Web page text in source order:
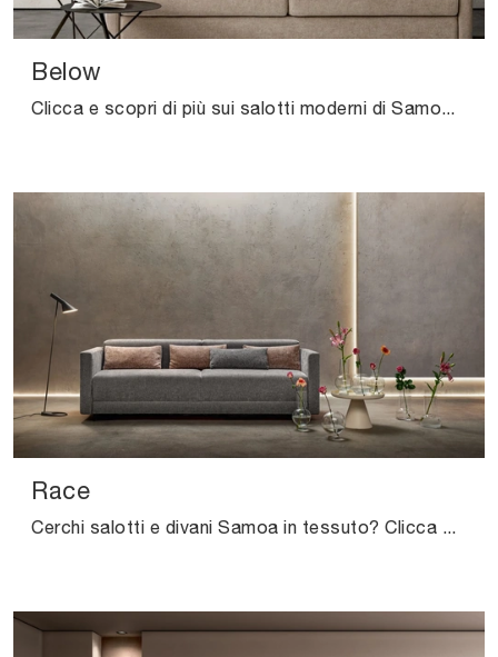
Below
Clicca e scopri di più sui salotti moderni di Samoa! Diversi modelli di divani, come Below, ti attendono.
Race
Cerchi salotti e divani Samoa in tessuto? Clicca e scopri di più sul modello Race per spazi design.